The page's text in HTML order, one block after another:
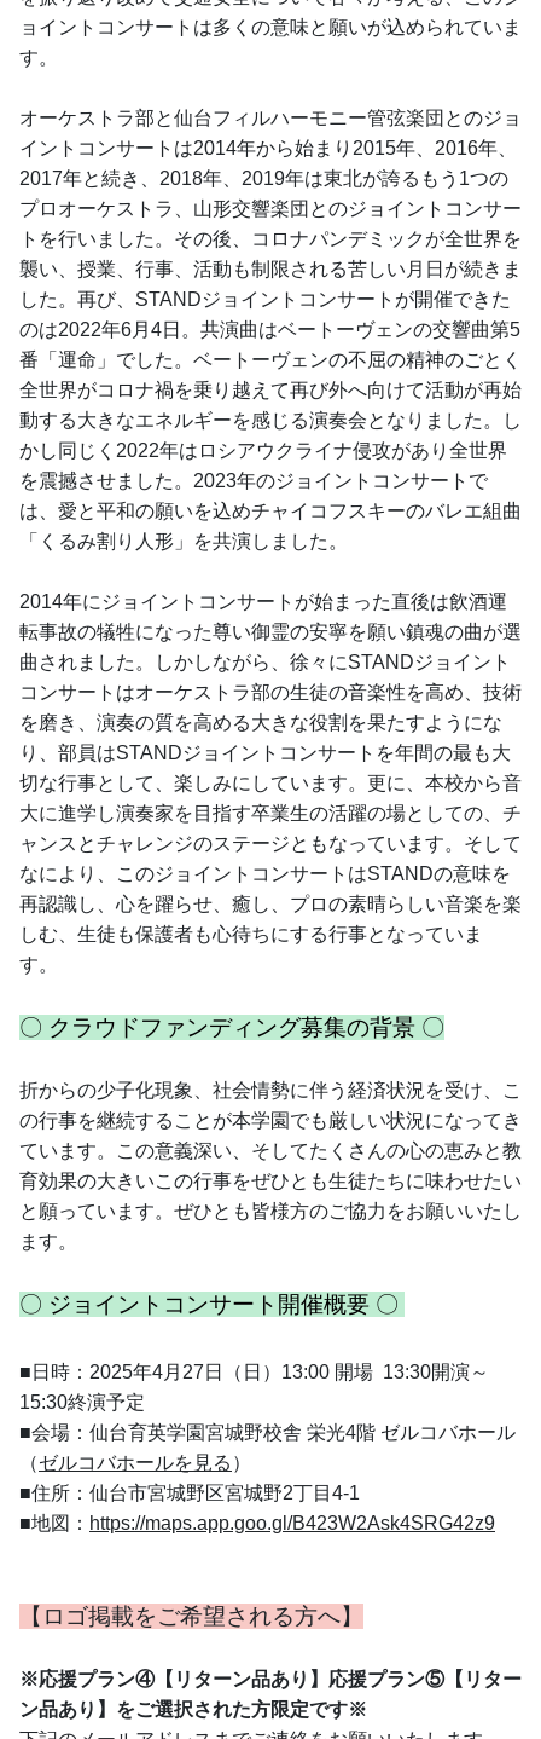
ョイントコンサートは多くの意味と願いが込められていま
す。
オーケストラ部と仙台フィルハーモニー管弦楽団とのジョ
イントコンサートは2014年から始まり2015年、2016年、
2017年と続き、2018年、2019年は東北が誇るもう1つの
プロオーケストラ、山形交響楽団とのジョイントコンサー
トを行いました。その後、コロナパンデミックが全世界を
襲い、授業、行事、活動も制限される苦しい月日が続きま
した。再び、STANDジョイントコンサートが開催できた
のは2022年6月4日。共演曲はベートーヴェンの交響曲第5
番「運命」でした。ベートーヴェンの不屈の精神のごとく
全世界がコロナ禍を乗り越えて再び外へ向けて活動が再始
動する大きなエネルギーを感じる演奏会となりました。し
かし同じく2022年はロシアウクライナ侵攻があり全世界
を震撼させました。2023年のジョイントコンサートで
は、愛と平和の願いを込めチャイコフスキーのバレエ組曲
「くるみ割り人形」を共演しました。
2014年にジョイントコンサートが始まった直後は飲酒運
転事故の犠牲になった尊い御霊の安寧を願い鎮魂の曲が選
曲されました。しかしながら、徐々にSTANDジョイント
コンサートはオーケストラ部の生徒の音楽性を高め、技術
を磨き、演奏の質を高める大きな役割を果たすようにな
り、部員はSTANDジョイントコンサートを年間の最も大
切な行事として、楽しみにしています。更に、本校から音
大に進学し演奏家を目指す卒業生の活躍の場としての、チ
ャンスとチャレンジのステージともなっています。そして
なにより、このジョイントコンサートはSTANDの意味を
再認識し、心を躍らせ、癒し、プロの素晴らしい音楽を楽
しむ、生徒も保護者も心待ちにする行事となっていま
す。
〇 クラウドファンディング募集の背景 〇
折からの少子化現象、社会情勢に伴う経済状況を受け、こ
の行事を継続することが本学園でも厳しい状況になってき
ています。この意義深い、そしてたくさんの心の恵みと教
育効果の大きいこの行事をぜひとも生徒たちに味わせたい
と願っています。ぜひとも皆様方のご協力をお願いいたし
ます。
〇 ジョイントコンサート開催概要 〇
■日時：2025年4月27日（日）13:00 開場  13:30開演～
15:30終演予定
■会場：仙台育英学園宮城野校舎 栄光4階 ゼルコバホール
（ゼルコバホールを見る ）
■住所：仙台市宮城野区宮城野2丁目4-1
■地図： https://maps.app.goo.gl/B423W2Ask4SRG42z9
【ロゴ掲載をご希望される方へ】
※応援プラン④【リターン品あり】応援プラン⑤【リター
ン品あり】をご選択された方限定です※